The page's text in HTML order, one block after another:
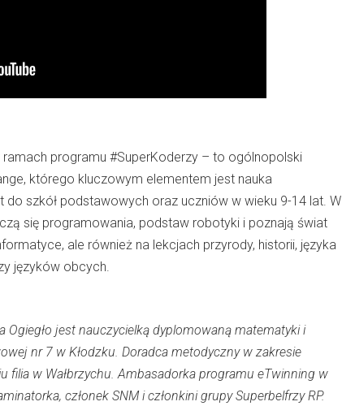
ramach programu #SuperKoderzy – to ogólnopolski
którego kluczowym elementem jest nauka
szkół podstawowych oraz uczniów w wieku 9-14 lat. W
się programowania, podstaw robotyki i poznają świat
ale również na lekcjach przyrody, historii, języka
języków obcych.
Ogiegło jest nauczycielką dyplomowaną matematyki i
nr 7 w Kłodzku. Doradca metodyczny w zakresie
filia w Wałbrzychu. Ambasadorka programu eTwinning w
członek SNM i członkini grupy Superbelfrzy RP.